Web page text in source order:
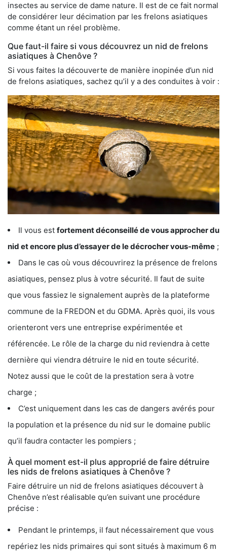
insectes au service de dame nature. Il est de ce fait normal
de considérer leur décimation par les frelons asiatiques
comme étant un réel problème.
Que faut-il faire si vous découvrez un nid de frelons
asiatiques à Chenôve ?
Si vous faites la découverte de manière inopinée d’un nid
de frelons asiatiques, sachez qu’il y a des conduites à voir :
Il vous est fortement déconseillé de vous approcher du
nid et encore plus d’essayer de le décrocher vous-même ;
Dans le cas où vous découvrirez la présence de frelons
asiatiques, pensez plus à votre sécurité. Il faut de suite
que vous fassiez le signalement auprès de la plateforme
commune de la FREDON et du GDMA. Après quoi, ils vous
orienteront vers une entreprise expérimentée et
référencée. Le rôle de la charge du nid reviendra à cette
dernière qui viendra détruire le nid en toute sécurité.
Notez aussi que le coût de la prestation sera à votre
charge ;
C’est uniquement dans les cas de dangers avérés pour
la population et la présence du nid sur le domaine public
qu’il faudra contacter les pompiers ;
À quel moment est-il plus approprié de faire détruire
les nids de frelons asiatiques à Chenôve ?
Faire détruire un nid de frelons asiatiques découvert à
Chenôve n’est réalisable qu’en suivant une procédure
précise :
Pendant le printemps, il faut nécessairement que vous
repériez les nids primaires qui sont situés à maximum 6 m